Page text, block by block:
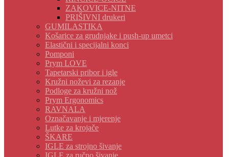
ZAKOVICE-NITNE
PRIŠIVNI drukeri
GUMILASTIKA
Košarice za grudnjake i push-up umetci
Elastični i specijalni konci
Pomponi
Prym LOVE
Tapetarski pribor i igle
Kružni noževi za rezanje
Podloge za kružni nož
Prym Ergonomics
RAVNALA
Označavanje i mjerenje
Lutke za krojače
ŠKARE
IGLE za strojno šivanje
IGLE za ručno šivanje